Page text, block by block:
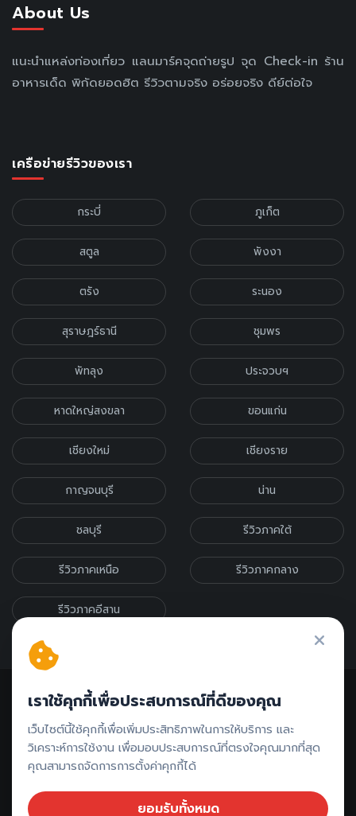
About Us
แนะนำแหล่งท่องเที่ยว แลนมาร์คจุดถ่ายรูป จุด Check-in ร้าน
อาหารเด็ด พิกัดยอดฮิต รีวิวตามจริง อร่อยจริง ดีย์ต่อใจ
เครือข่ายรีวิวของเรา
กระบี่ ภูเก็ต
สตูล พังงา
ตรัง ระนอง
สุราษฎร์ธานี ชุมพร
พัทลุง ประจวบฯ
หาดใหญ่สงขลา ขอนแก่น
เชียงใหม่ เชียงราย
กาญจนบุรี น่าน
ชลบุรี รีวิวภาคใต้
รีวิวภาคเหนือ รีวิวภาคกลาง
รีวิวภาคอีสาน
ติดต่อรีวิว // ลงโฆษณา
เราใช้คุกกี้เพื่อประสบการณ์ที่ดีของคุณ
เว็บไซต์นี้ใช้คุกกี้เพื่อเพิ่มประสิทธิภาพในการให้บริการ และ
วิเคราะห์การใช้งาน เพื่อมอบประสบการณ์ที่ตรงใจคุณมากที่สุด
คุณสามารถจัดการการตั้งค่าคุกกี้ได้
ยอมรับทั้งหมด